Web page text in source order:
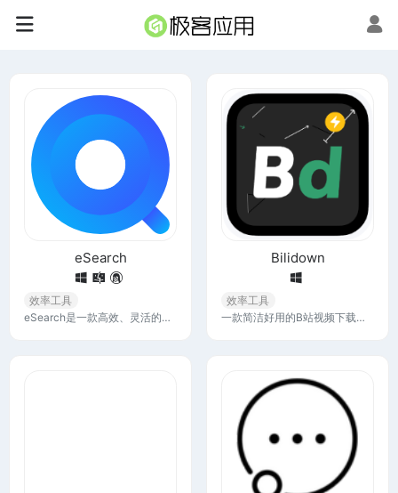
eSearch
效率工具
eSearch是一款高效、灵活的全文搜索引擎，支持录屏截屏、OCR识别、以图搜图、搜索翻译等功能，经过数次版本迭代，eSearch 的功能愈加丰富。
Bilidown
效率工具
一款简洁好用的B站视频下载工具，支持由UP主上传的单集，多集及相关封面，弹幕，字幕，音乐，刮削等等。 支持任意粒度批量组合，登录后支持到1080P，大会员可获取所有音质及画质。